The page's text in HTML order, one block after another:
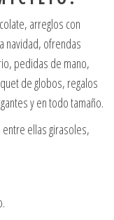
arreglos con
navidad, ofrendas
pedidas de mano,
de globos, regalos
y en todo tamaño.
ellas girasoles,